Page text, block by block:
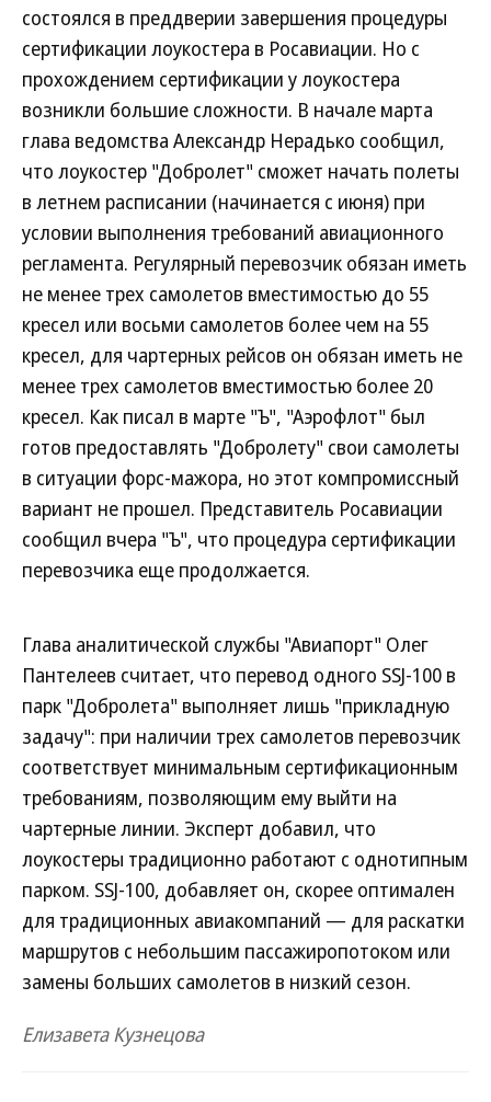
состоялся в преддверии завершения процедуры
сертификации лоукостера в Росавиации. Но с
прохождением сертификации у лоукостера
возникли большие сложности. В начале марта
глава ведомства Александр Нерадько сообщил,
что лоукостер "Добролет" сможет начать полеты
в летнем расписании (начинается с июня) при
условии выполнения требований авиационного
регламента. Регулярный перевозчик обязан иметь
не менее трех самолетов вместимостью до 55
кресел или восьми самолетов более чем на 55
кресел, для чартерных рейсов он обязан иметь не
менее трех самолетов вместимостью более 20
кресел. Как писал в марте "Ъ", "Аэрофлот" был
готов предоставлять "Добролету" свои самолеты
в ситуации форс-мажора, но этот компромиссный
вариант не прошел. Представитель Росавиации
сообщил вчера "Ъ", что процедура сертификации
перевозчика еще продолжается.
Глава аналитической службы "Авиапорт" Олег
Пантелеев считает, что перевод одного SSJ-100 в
парк "Добролета" выполняет лишь "прикладную
задачу": при наличии трех самолетов перевозчик
соответствует минимальным сертификационным
требованиям, позволяющим ему выйти на
чартерные линии. Эксперт добавил, что
лоукостеры традиционно работают с однотипным
парком. SSJ-100, добавляет он, скорее оптимален
для традиционных авиакомпаний — для раскатки
маршрутов с небольшим пассажиропотоком или
замены больших самолетов в низкий сезон.
Елизавета Кузнецова